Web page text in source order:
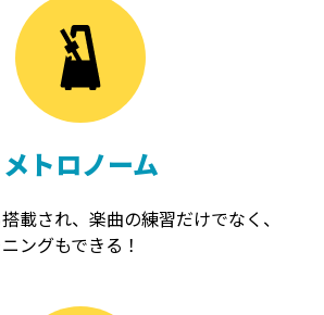
メトロノーム
載され、楽曲の練習だけでなく、
ングもできる！